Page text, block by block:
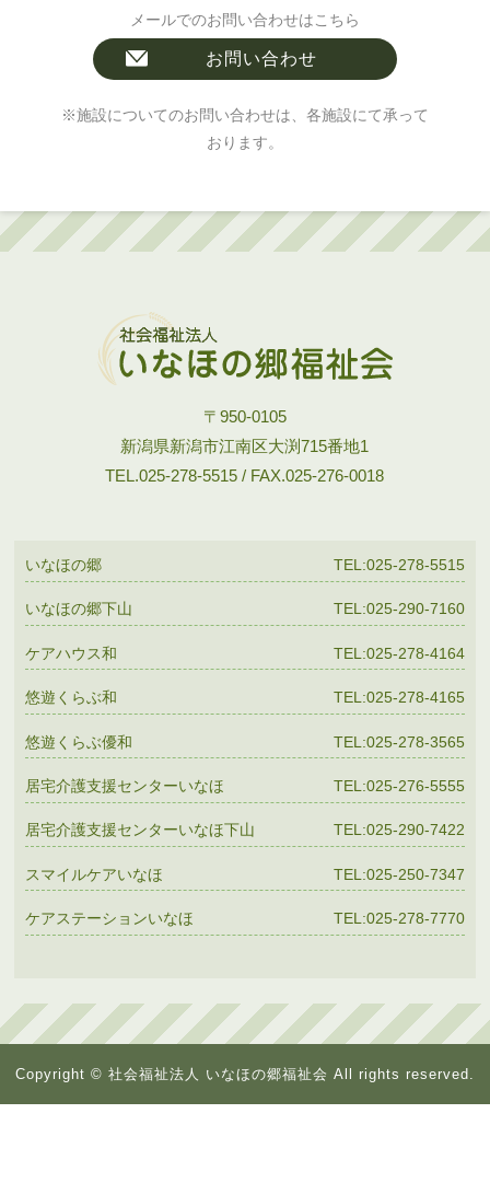
メールでのお問い合わせはこちら
お問い合わせ
※施設についてのお問い合わせは、各施設にて承って
おります。
〒950-0105
新潟県新潟市江南区大渕715番地1
TEL.025-278-5515 / FAX.025-276-0018
いなほの郷 TEL:025-278-5515
いなほの郷下山 TEL:025-290-7160
ケアハウス和 TEL:025-278-4164
悠遊くらぶ和 TEL:025-278-4165
悠遊くらぶ優和 TEL:025-278-3565
居宅介護支援センターいなほ TEL:025-276-5555
居宅介護支援センターいなほ下山 TEL:025-290-7422
スマイルケアいなほ TEL:025-250-7347
ケアステーションいなほ TEL:025-278-7770
Copyright © 社会福祉法人 いなほの郷福祉会 All rights reserved.